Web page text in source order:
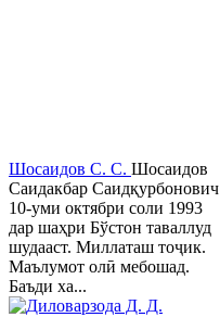
Шосаидов С. С. Шосаидов
Саидакбар Саидқурбонович
10-уми октябри соли 1993
дар шаҳри Бўстон таваллуд
шудааст. Миллаташ тоҷик.
Маълумот олӣ мебошад.
Баъди ха...